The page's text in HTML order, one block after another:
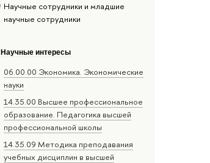
Научные сотрудники и младшие
научные сотрудники
Научные интересы
06.00.00 Экономика. Экономические
науки
14.35.00 Высшее профессиональное
образование. Педагогика высшей
профессиональной школы
14.35.09 Методика преподавания
учебных дисциплин в высшей